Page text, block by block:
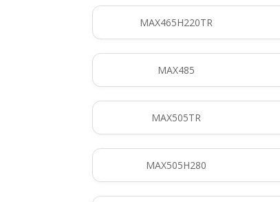
MAX465H220TR
MAX485
MAX505TR
MAX505H280